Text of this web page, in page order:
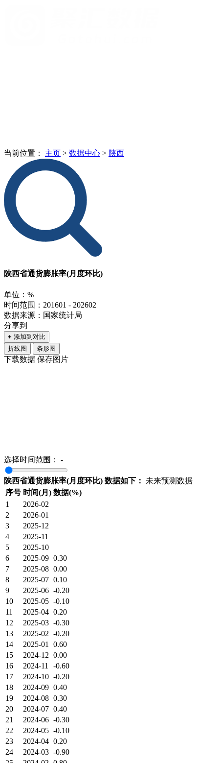
当前位置： 主页 > 数据中心 > 陕西
陕西省通货膨胀率(月度环比)
单位：%
时间范围：201601 - 202602
数据来源：国家统计局
分享到
+ 添加到对比
折线图
条形图
下载数据 保存图片
选择时间范围： -
陕西省通货膨胀率(月度环比) 数据如下：
未来预测数据
序号 时间(月) 数据(%)
1
2026-02
2
2026-01
3
2025-12
4
2025-11
5
2025-10
6
2025-09 0.30
7
2025-08 0.00
8
2025-07 0.10
9
2025-06 -0.20
10
2025-05 -0.10
11
2025-04 0.20
12
2025-03 -0.30
13
2025-02 -0.20
14
2025-01
0.60
15
2024-12 0.00
16
2024-11
-0.60
17
2024-10 -0.20
18
2024-09 0.40
19
2024-08 0.30
20
2024-07 0.40
21
2024-06 -0.30
22
2024-05 -0.10
23
2024-04 0.20
24
2024-03 -0.90